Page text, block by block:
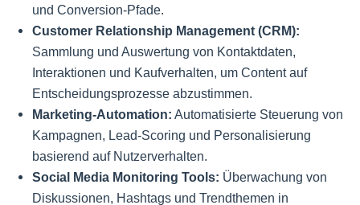
und Conversion-Pfade.
Customer Relationship Management (CRM):
Sammlung und Auswertung von Kontaktdaten,
Interaktionen und Kaufverhalten, um Content auf
Entscheidungsprozesse abzustimmen.
Marketing-Automation: Automatisierte Steuerung von
Kampagnen, Lead-Scoring und Personalisierung
basierend auf Nutzerverhalten.
Social Media Monitoring Tools: Überwachung von
Diskussionen, Hashtags und Trendthemen in